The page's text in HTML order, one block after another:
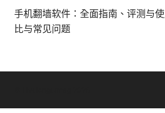
手机翻墙软件：全面指南、评测与
比与常见问题